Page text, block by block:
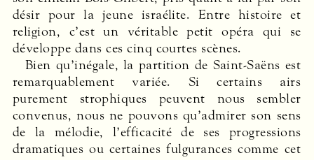
désir pour la jeune israélite. Entre histoire et
religion, c’est un véritable petit opéra qui se
développe dans ces cinq courtes scènes.
Bien qu’inégale, la partition de Saint-Saëns est
remarquablement variée. Si certains airs
purement strophiques peuvent nous sembler
convenus, nous ne pouvons qu’admirer son sens
de la mélodie, l’efficacité de ses progressions
dramatiques ou certaines fulgurances comme cet